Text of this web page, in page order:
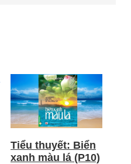
Tiểu thuyết: Biển
xanh màu lá (P10)